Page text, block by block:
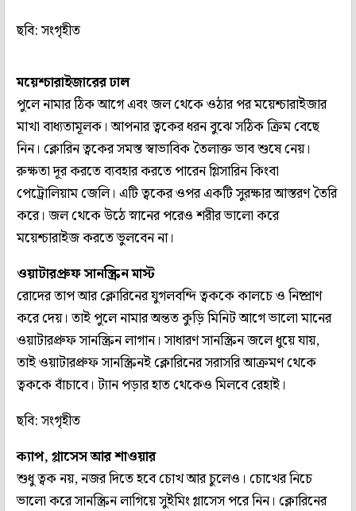
ছবি: সংগৃহীত
ময়েশ্চারাইজারের ঢাল
পুলে নামার ঠিক আগে এবং জল থেকে ওঠার পর ময়েশ্চারাইজার
মাখা বাধ্যতামূলক। আপনার ত্বকের ধরন বুঝে সঠিক ক্রিম বেছে
নিন। ক্লোরিন ত্বকের সমস্ত স্বাভাবিক তৈলাক্ত ভাব শুষে নেয়।
রুক্ষতা দূর করতে ব্যবহার করতে পারেন গ্লিসারিন কিংবা
পেট্রোলিয়াম জেলি। এটি ত্বকের ওপর একটি সুরক্ষার আস্তরণ তৈরি
করে। জল থেকে উঠে স্নানের পরেও শরীর ভালো করে
ময়েশ্চারাইজ করতে ভুলবেন না।
ওয়াটারপ্রুফ সানস্ক্রিন মাস্ট
রোদের তাপ আর ক্লোরিনের যুগলবন্দি ত্বককে কালচে ও নিষ্প্রাণ
করে দেয়। তাই পুলে নামার অন্তত কুড়ি মিনিট আগে ভালো মানের
ওয়াটারপ্রুফ সানস্ক্রিন লাগান। সাধারণ সানস্ক্রিন জলে ধুয়ে যায়,
তাই ওয়াটারপ্রুফ সানস্ক্রিনই ক্লোরিনের সরাসরি আক্রমণ থেকে
ত্বককে বাঁচাবে। ট্যান পড়ার হাত থেকেও মিলবে রেহাই।
ছবি: সংগৃহীত
ক্যাপ, গ্লাসেস আর শাওয়ার
শুধু ত্বক নয়, নজর দিতে হবে চোখ আর চুলেও। চোখের নিচে
ভালো করে সানস্ক্রিন লাগিয়ে সুইমিং গ্লাসেস পরে নিন। ক্লোরিনের